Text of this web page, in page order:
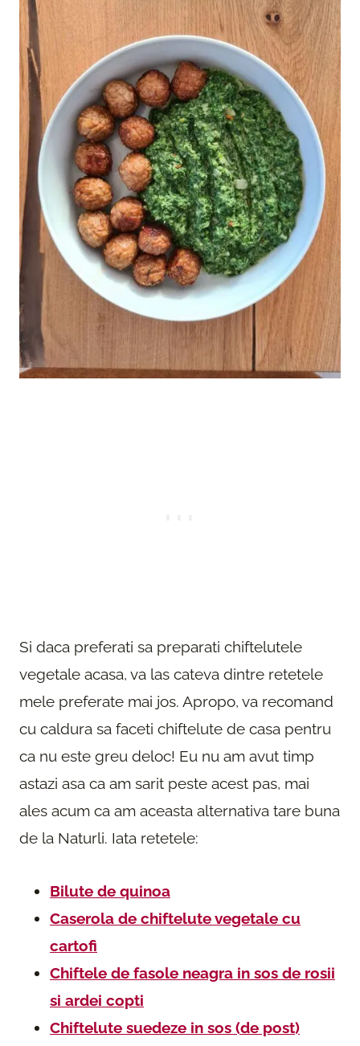
Si daca preferati sa preparati chiftelutele
vegetale acasa, va las cateva dintre retetele
mele preferate mai jos. Apropo, va recomand
cu caldura sa faceti chiftelute de casa pentru
ca nu este greu deloc! Eu nu am avut timp
astazi asa ca am sarit peste acest pas, mai
ales acum ca am aceasta alternativa tare buna
de la Naturli. Iata retetele:
Bilute de quinoa
Caserola de chiftelute vegetale cu
cartofi
Chiftele de fasole neagra in sos de rosii
si ardei copti
Chiftelute suedeze in sos (de post)